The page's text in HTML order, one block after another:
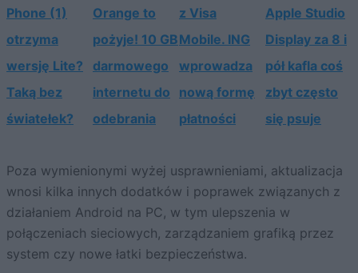
Phone (1)
otrzyma
wersję Lite?
Taką bez
światełek?
Orange to
pożyje! 10 GB
darmowego
internetu do
odebrania
z Visa
Mobile. ING
wprowadza
nową formę
płatności
Apple Studio
Display za 8 i
pół kafla coś
zbyt często
się psuje
Poza wymienionymi wyżej usprawnieniami, aktualizacja
wnosi kilka innych dodatków i poprawek związanych z
działaniem Android na PC, w tym ulepszenia w
połączeniach sieciowych, zarządzaniem grafiką przez
system czy nowe łatki bezpieczeństwa.